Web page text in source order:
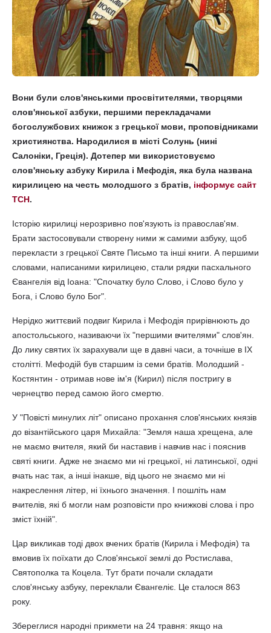
Вони були слов'янськими просвітителями, творцями
слов'янської азбуки, першими перекладачами
богослужбових книжок з грецької мови, проповідниками
християнства. Народилися в місті Солунь (нині
Салоніки, Греція). Дотепер ми використовуємо
слов'янську азбуку Кирила і Мефодія, яка була названа
кирилицею на честь молодшого з братів, інформує сайт
ТСН.
Історію кирилиці нерозривно пов'язують із православ'ям.
Брати застосовували створену ними ж самими азбуку, щоб
перекласти з грецької Святе Письмо та інші книги. А першими
словами, написаними кирилицею, стали рядки пасхального
Євангелія від Іоана: "Спочатку було Слово, і Слово було у
Бога, і Слово було Бог".
Нерідко життєвий подвиг Кирила і Мефодія прирівнюють до
апостольського, називаючи їх "першими вчителями" слов'ян.
До лику святих їх зарахували ще в давні часи, а точніше в IX
столітті. Мефодій був старшим із семи братів. Молодший -
Костянтин - отримав нове ім'я (Кирил) після постригу в
чернецтво перед самою його смертю.
У "Повісті минулих літ" описано прохання слов'янських князів
до візантійського царя Михайла: "Земля наша хрещена, але
не маємо вчителя, який би наставив і навчив нас і пояснив
святі книги. Адже не знаємо ми ні грецької, ні латинської, одні
вчать нас так, а інші інакше, від цього не знаємо ми ні
накреслення літер, ні їхнього значення. І пошліть нам
вчителів, які б могли нам розповісти про книжкові слова і про
зміст їхній".
Цар викликав тоді двох вчених братів (Кирила і Мефодія) та
вмовив їх поїхати до Слов'янської землі до Ростислава,
Святополка та Коцела. Тут брати почали складати
слов'янську азбуку, переклали Євангеліє. Це сталося 863
року.
Збереглися народні прикмети на 24 травня: якщо на